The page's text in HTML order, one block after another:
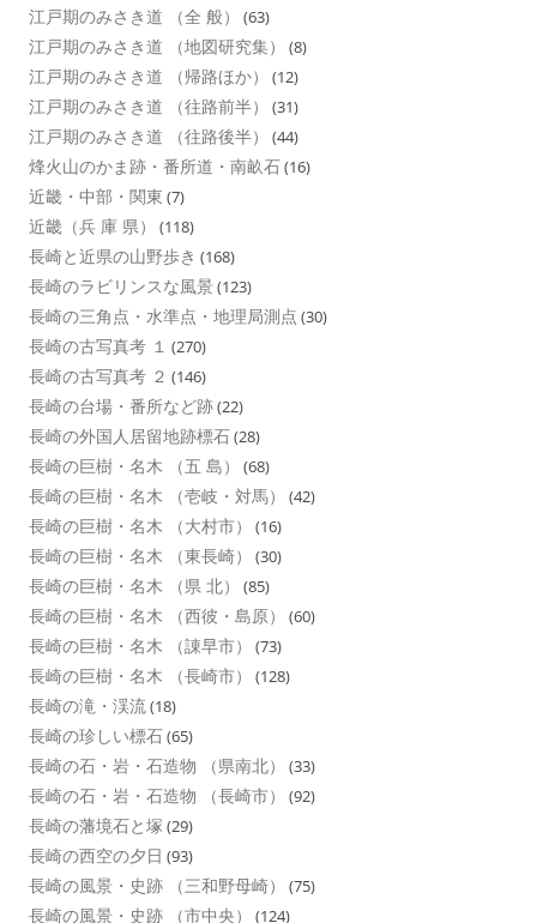
江戸期のみさき道 （全 般） (63)
江戸期のみさき道 （地図研究集） (8)
江戸期のみさき道 （帰路ほか） (12)
江戸期のみさき道 （往路前半） (31)
江戸期のみさき道 （往路後半） (44)
烽火山のかま跡・番所道・南畝石(16)
近畿・中部・関東 (7)
近畿（兵 庫 県） (118)
長崎と近県の山野歩き (168)
長崎のラビリンスな風景 (123)
長崎の三角点・水準点・地理局測点 (30)
長崎の古写真考 １ (270)
長崎の古写真考 ２ (146)
長崎の台場・番所など跡(22)
長崎の外国人居留地跡標石(28)
長崎の巨樹・名木 （五 島） (68)
長崎の巨樹・名木 （壱岐・対馬） (42)
長崎の巨樹・名木 （大村市） (16)
長崎の巨樹・名木 （東長崎） (30)
長崎の巨樹・名木 （県 北） (85)
長崎の巨樹・名木 （西彼・島原） (60)
長崎の巨樹・名木 （諌早市） (73)
長崎の巨樹・名木 （長崎市） (128)
長崎の滝・渓流(18)
長崎の珍しい標石(65)
長崎の石・岩・石造物 （県南北） (33)
長崎の石・岩・石造物 （長崎市） (92)
長崎の藩境石と塚 (29)
長崎の西空の夕日 (93)
長崎の風景・史跡 （三和野母崎） (75)
長崎の風景・史跡 （市中央） (124)